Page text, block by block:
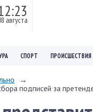
августа
СПОРТ ПРОИСШЕСТВИЯ
→
подписей за